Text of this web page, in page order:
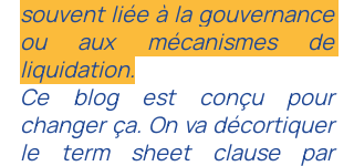
souvent liée à la gouvernance
ou aux mécanismes de
liquidation.
Ce blog est conçu pour
changer ça. On va décortiquer
le term sheet clause par